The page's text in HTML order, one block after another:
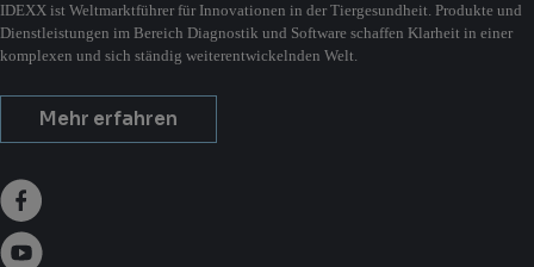
IDEXX ist Weltmarktführer für Innovationen in der Tiergesundheit. Produkte und
Dienstleistungen im Bereich Diagnostik und Software schaffen Klarheit in einer
komplexen und sich ständig weiterentwickelnden Welt.
Mehr erfahren